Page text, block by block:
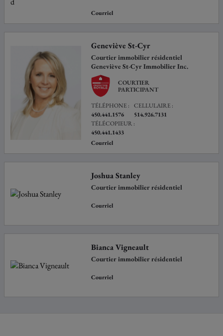
Courriel
Geneviève St-Cyr
Courtier immobilier résidentiel
Geneviève St-Cyr Immobilier Inc.
COURTIER
PARTICIPANT
TÉLÉPHONE :
450.441.1576
CELLULAIRE :
514.926.7131
TÉLÉCOPIEUR :
450.441.1433
Courriel
Joshua Stanley
Courtier immobilier résidentiel
Courriel
Bianca Vigneault
Courtier immobilier résidentiel
Courriel